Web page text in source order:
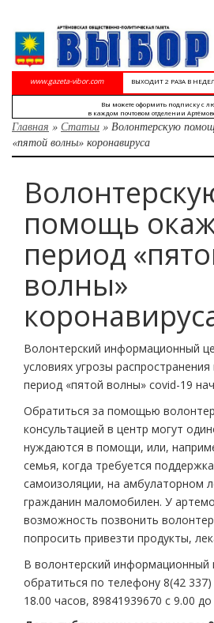
www.gazeta-vibor.com ВЫХОДИТ 2 РАЗА В
Вы можете оформить подписку с
в каждом почтовом отделении
Главная » Статьи » Волонтерскую
«пятой волны» коронавируса
помощь
период
волны»
Волонтерский информационный
условиях угрозы
период «пятой волны» covid-19
Обратиться за помощью
консультацией в центр могут
нуждаются в помощи, или,
семья, когда требуется
самоизоляции, на амбулаторном
гражданин маломобилен. У
возможность позвонить
попросить привезти продукты,
В волонтерский
обратиться по телефону 8(42
18.00 часов, 89841939670 с 9.00